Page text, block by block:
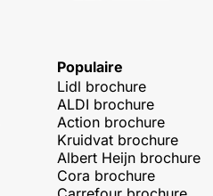
Populaire
Lidl brochure
ALDI brochure
Action brochure
Kruidvat brochure
Albert Heijn brochure
Cora brochure